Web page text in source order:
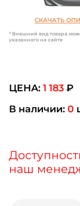
СКАЧАТЬ
* Внешний вид товара
указанного на сайте
ЦЕНА: 1 183 ₽
В наличии: 0
наш